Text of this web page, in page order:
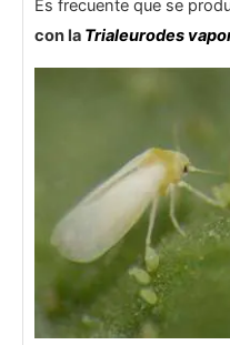
Es frecuente que se
con laTrialeurodes